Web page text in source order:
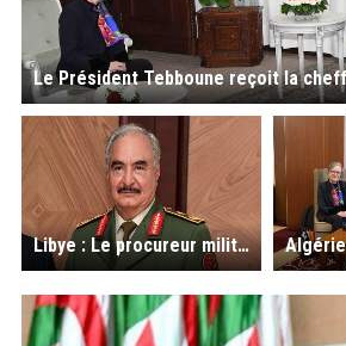
Libye : Le procureur militaire exige l'arrestation de Haftar